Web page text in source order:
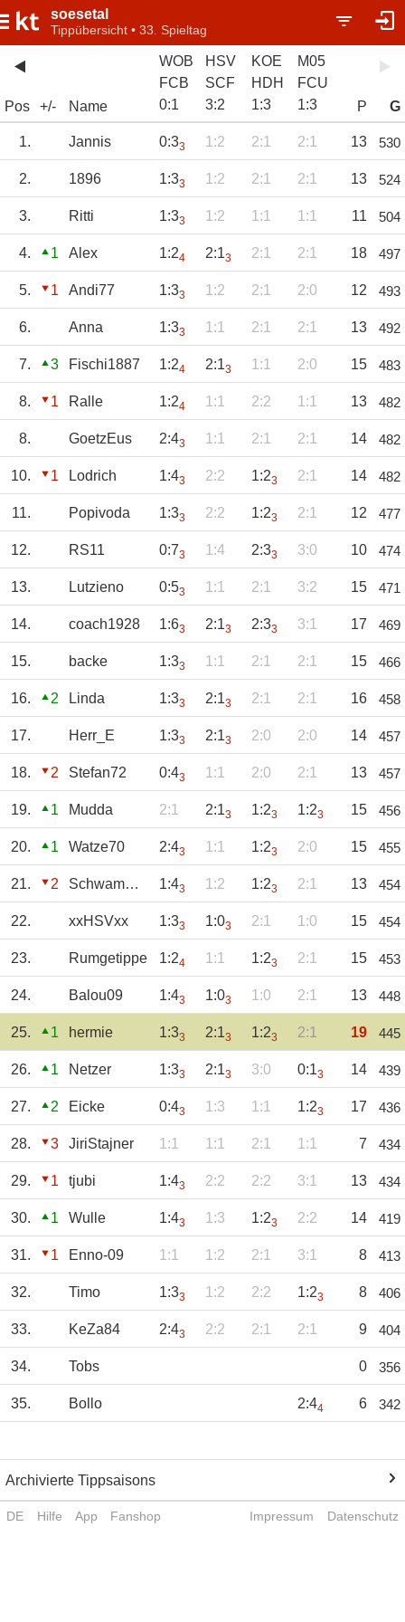
soesetal
Tippübersicht • 33. Spieltag
Pos +/- Name
WOB
FCB
0:1
HSV
SCF
3:2
KOE
HDH
1:3
M05
FCU
1:3 P G
1. Jannis 0:33 1:2 2:1 2:1 13 530
2. 1896 1:33 1:2 2:1 2:1 13 524
3. Ritti 1:33 1:2 1:1 1:1 11 504
4. 1 Alex 1:24 2:13 2:1 2:1 18 497
5. 1 Andi77 1:33 1:2 2:1 2:0 12 493
6. Anna 1:33 1:1 2:1 2:1 13 492
7. 3 Fischi1887 1:24 2:13 1:1 2:0 15 483
8. 1 Ralle 1:24 1:1 2:2 1:1 13 482
8. GoetzEus 2:43 1:1 2:1 2:1 14 482
10. 1 Lodrich 1:43 2:2 1:23 2:1 14 482
11. Popivoda 1:33 2:2 1:23 2:1 12 477
12. RS11 0:73 1:4 2:33 3:0 10 474
13. Lutzieno 0:53 1:1 2:1 3:2 15 471
14. coach1928 1:63 2:13 2:33 3:1 17 469
15. backe 1:33 1:1 2:1 2:1 15 466
16. 2 Linda 1:33 2:13 2:1 2:1 16 458
17. Herr_E 1:33 2:13 2:0 2:0 14 457
18. 2 Stefan72 0:43 1:1 2:0 2:1 13 457
19. 1 Mudda 2:1 2:13 1:23 1:23 15 456
20. 1 Watze70 2:43 1:1 1:23 2:0 15 455
21. 2 Schwammerl1860 1:43 1:2 1:23 2:1 13 454
22. xxHSVxx 1:33 1:03 2:1 1:0 15 454
23. Rumgetippe 1:24 1:1 1:23 2:1 15 453
24. Balou09 1:43 1:03 1:0 2:1 13 448
25. 1 hermie 1:33 2:13 1:23 2:1 19 445
26. 1 Netzer 1:33 2:13 3:0 0:13 14 439
27. 2 Eicke 0:43 1:3 1:1 1:23 17 436
28. 3 JiriStajner 1:1 1:1 2:1 1:1 7 434
29. 1 tjubi 1:43 2:2 2:2 3:1 13 434
30. 1 Wulle 1:43 1:3 1:23 2:2 14 419
31. 1 Enno-09 1:1 1:2 2:1 3:1 8 413
32. Timo 1:33 1:2 2:2 1:23 8 406
33. KeZa84 2:43 2:2 2:1 2:1 9 404
34. Tobs 0 356
35. Bollo 2:44 6 342
Archivierte Tippsaisons
DE Hilfe App Fanshop Impressum Datenschutz